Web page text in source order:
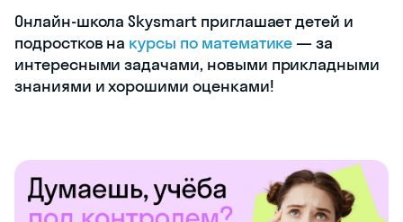
Онлайн-школа Skysmart приглашает детей и
подростков на курсы по математике— за
интересными задачами, новыми прикладными
знаниями и хорошими оценками!